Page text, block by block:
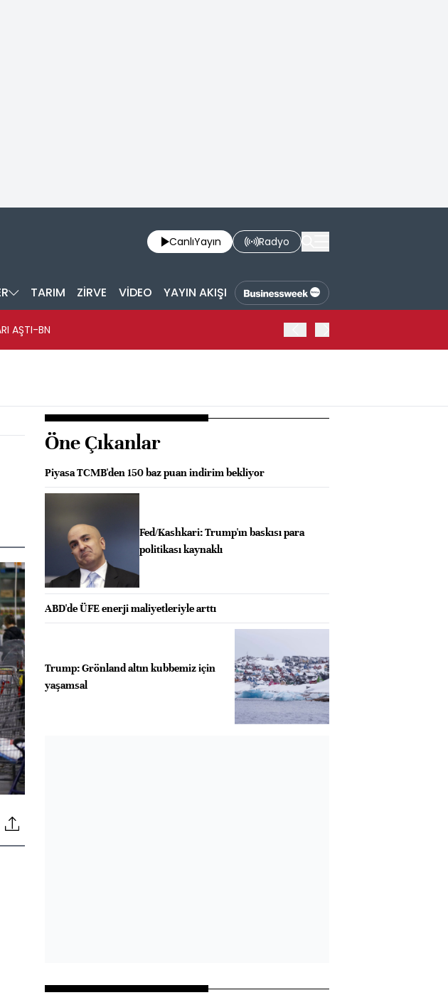
CanlıYayın Radyo
TARIM ZİRVE VİDEO YAYIN AKIŞI
AŞTI-BN
Öne Çıkanlar
Piyasa TCMB'den 150 baz puan indirim bekliyor
Fed/Kashkari: Trump'ın baskısı para
politikası kaynaklı
ABD'de ÜFE enerji maliyetleriyle arttı
Trump: Grönland altın kubbemiz için
yaşamsal